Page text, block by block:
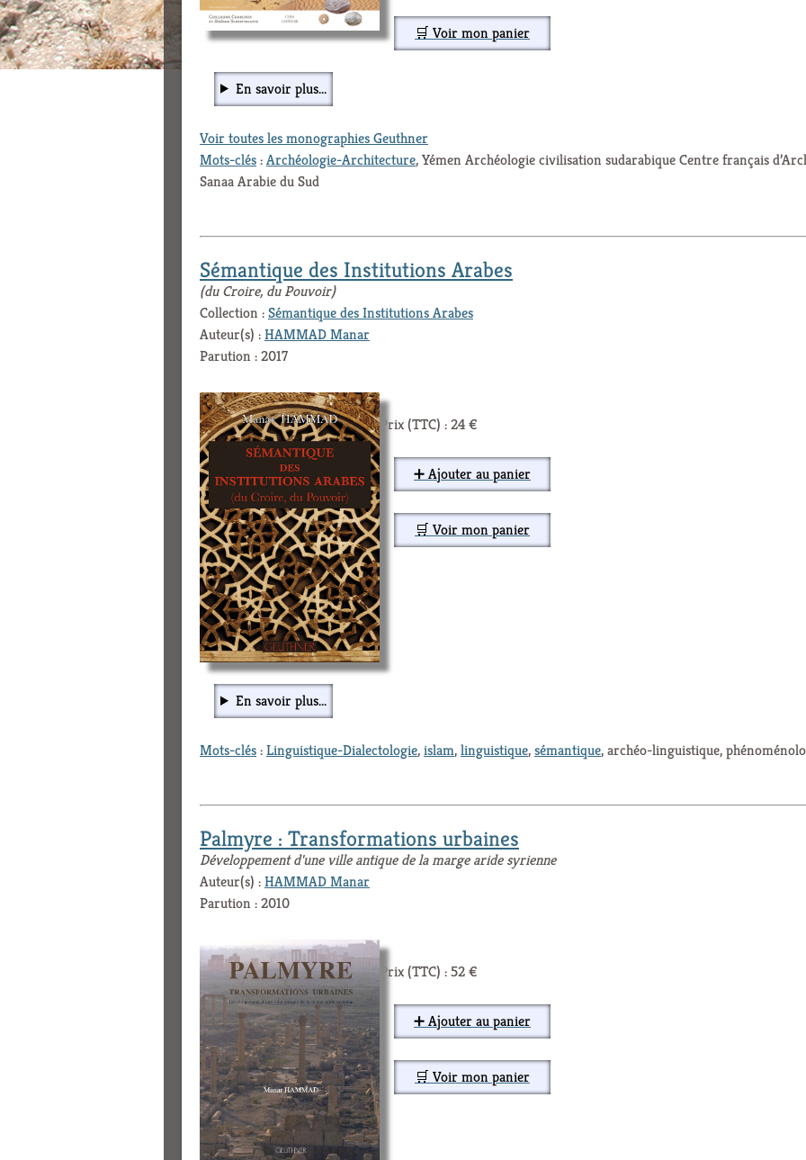
🛒 Voir mon panier
En savoir plus...
Voir toutes les monographies Geuthner
Mots-clés:Archéologie-Architecture, Yémen Archéologie civilisation sudarabique Centre français
Sanaa Arabie du Sud
Sémantique des Institutions Arabes
(du Croire, du Pouvoir)
Collection :Sémantique des Institutions Arabes
Auteur(s) :HAMMAD Manar
Parution : 2017
Prix (TTC) : 24 €
➕ Ajouter au panier
🛒 Voir mon panier
En savoir plus...
Mots-clés:Linguistique-Dialectologie,islam,linguistique,sémantique, archéo-linguistique,
Palmyre : Transformations urbaines
Développement d'une ville antique de la marge aride syrienne
Auteur(s) :HAMMAD Manar
Parution : 2010
Prix (TTC) : 52 €
➕ Ajouter au panier
🛒 Voir mon panier